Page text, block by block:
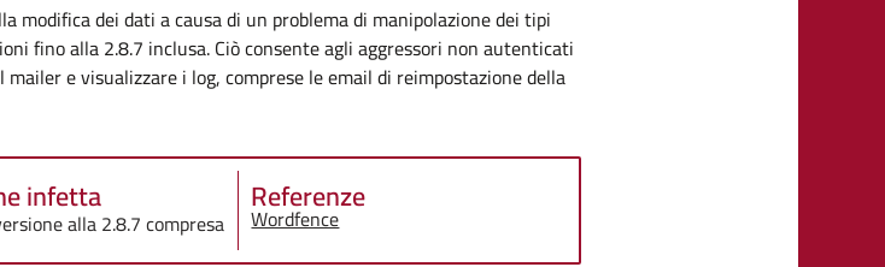
modifica dei dati a causa di un problema di manipolazione dei tipi
fino alla 2.8.7 inclusa. Ciò consente agli aggressori non autenticati
e visualizzare i log, comprese le email di reimpostazione della
infetta
alla 2.8.7 compresa
Referenze
Wordfence